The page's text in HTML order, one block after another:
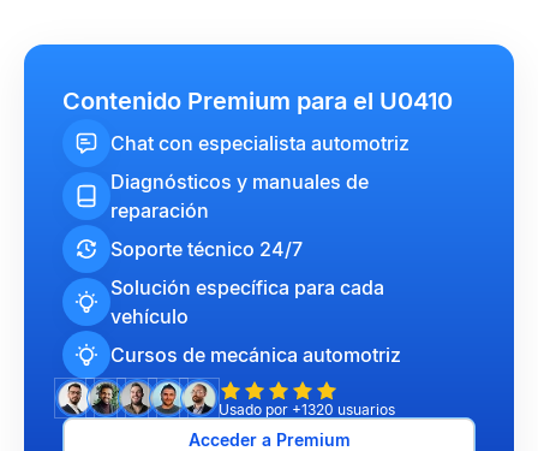
Contenido Premium para el U0410
Chat con especialista automotriz
Diagnósticos y manuales de
reparación
Soporte técnico 24/7
Solución específica para cada
vehículo
Cursos de mecánica automotriz
Usado por +1320 usuarios
Acceder a Premium